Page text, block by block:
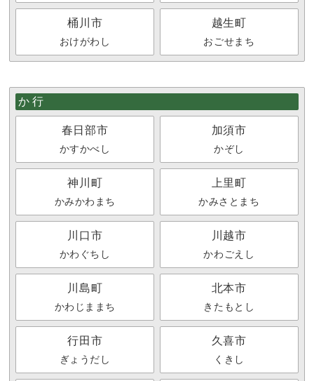
桶川市
おけがわし
越生町
おごせまち
か行
春日部市
かすかべし
加須市
かぞし
神川町
かみかわまち
上里町
かみさとまち
川口市
かわぐちし
川越市
かわごえし
川島町
かわじままち
北本市
きたもとし
行田市
ぎょうだし
久喜市
くきし